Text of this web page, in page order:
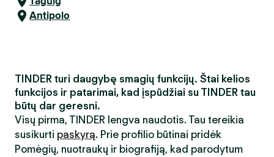
Antipolo
TINDER turi daugybę smagių funkcijų. Štai kelios
funkcijos ir patarimai, kad įspūdžiai su TINDER tau
būtų dar geresni.
Visų pirma, TINDER lengva naudotis. Tau tereikia
susikurti paskyrą. Prie profilio būtinai pridėk
Pomėgių, nuotraukų ir biografiją, kad parodytum